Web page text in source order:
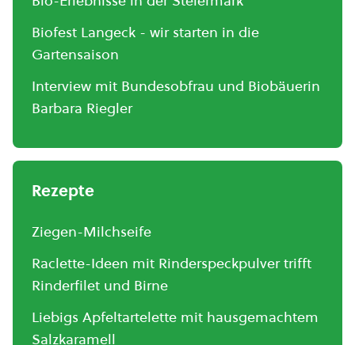
Biofest Langeck - wir starten in die
Gartensaison
Interview mit Bundesobfrau und Biobäuerin
Barbara Riegler
Rezepte
Ziegen-Milchseife
Raclette-Ideen mit Rinderspeckpulver trifft
Rinderfilet und Birne
Liebigs Apfeltartelette mit hausgemachtem
Salzkaramell